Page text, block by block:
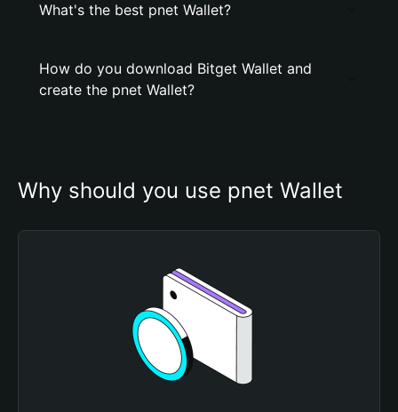
What's the best pnet Wallet?
How do you download Bitget Wallet and
create the pnet Wallet?
Why should you use pnet Wallet